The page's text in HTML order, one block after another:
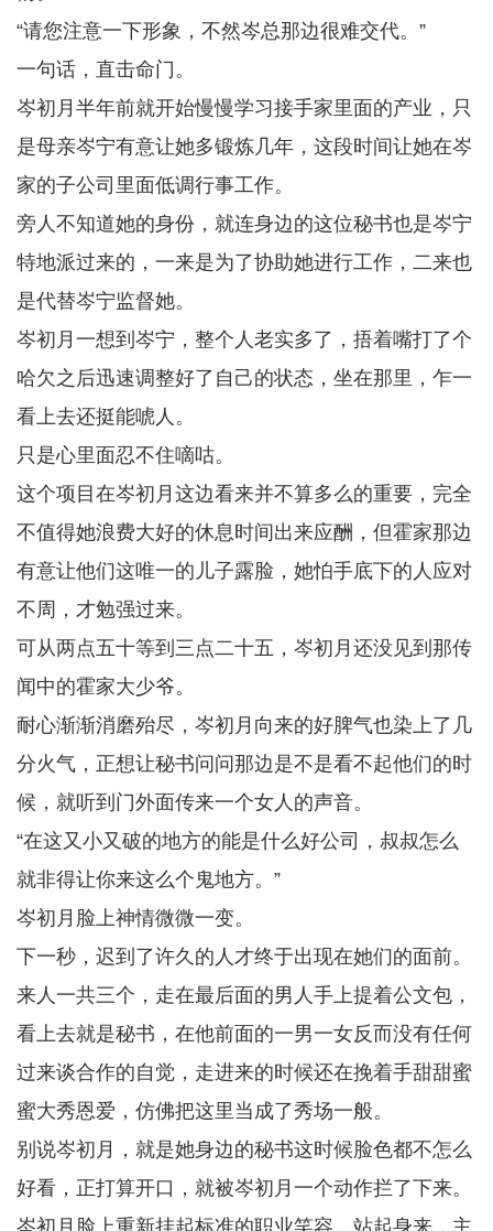
“请您注意一下形象，不然岑总那边很难交代。”
一句话，直击命门。
岑初月半年前就开始慢慢学习接手家里面的产业，只
是母亲岑宁有意让她多锻炼几年，这段时间让她在岑
家的子公司里面低调行事工作。
旁人不知道她的身份，就连身边的这位秘书也是岑宁
特地派过来的，一来是为了协助她进行工作，二来也
是代替岑宁监督她。
岑初月一想到岑宁，整个人老实多了，捂着嘴打了个
哈欠之后迅速调整好了自己的状态，坐在那里，乍一
看上去还挺能唬人。
只是心里面忍不住嘀咕。
这个项目在岑初月这边看来并不算多么的重要，完全
不值得她浪费大好的休息时间出来应酬，但霍家那边
有意让他们这唯一的儿子露脸，她怕手底下的人应对
不周，才勉强过来。
可从两点五十等到三点二十五，岑初月还没见到那传
闻中的霍家大少爷。
耐心渐渐消磨殆尽，岑初月向来的好脾气也染上了几
分火气，正想让秘书问问那边是不是看不起他们的时
候，就听到门外面传来一个女人的声音。
“在这又小又破的地方的能是什么好公司，叔叔怎么
就非得让你来这么个鬼地方。”
岑初月脸上神情微微一变。
下一秒，迟到了许久的人才终于出现在她们的面前。
来人一共三个，走在最后面的男人手上提着公文包，
看上去就是秘书，在他前面的一男一女反而没有任何
过来谈合作的自觉，走进来的时候还在挽着手甜甜蜜
蜜大秀恩爱，仿佛把这里当成了秀场一般。
别说岑初月，就是她身边的秘书这时候脸色都不怎么
好看，正打算开口，就被岑初月一个动作拦了下来。
岑初月脸上重新挂起标准的职业笑容，站起身来，主